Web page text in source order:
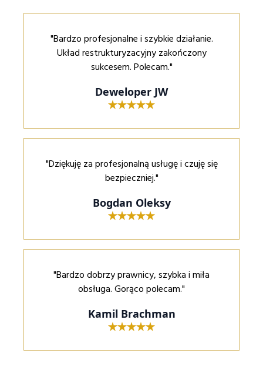
"Bardzo profesjonalne i szybkie działanie.
Układ restrukturyzacyjny zakończony
sukcesem. Polecam."
Deweloper JW
"Dziękuję za profesjonalną usługę i czuję się
bezpieczniej."
Bogdan Oleksy
"Bardzo dobrzy prawnicy, szybka i miła
obsługa. Gorąco polecam."
Kamil Brachman